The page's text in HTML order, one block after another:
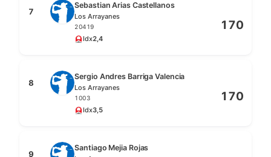
7
Sebastian Arias Castellanos
Los Arrayanes
20419
Idx2,4
170
8
Sergio Andres Barriga Valencia
Los Arrayanes
1003
Idx3,5
170
9
Santiago Mejia Rojas